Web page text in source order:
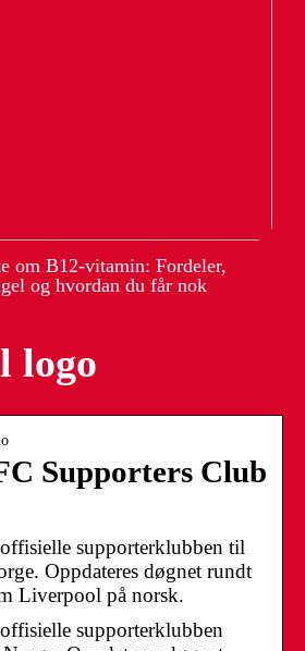
om B12-vitamin: Fordeler,
og hvordan du får nok
logo
Supporters Club
supporterklubben til
Oppdateres døgnet rundt
Liverpool på norsk.
supporterklubben